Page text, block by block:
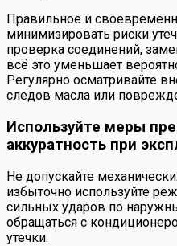
Правильное и
минимизировать риски
проверка соединений,
всё это уменьшает
Регулярно осматривайте
следов масла или
Используйте меры
аккуратность при
Не допускайте
избыточно используйте
сильных ударов по
обращаться с
утечки.